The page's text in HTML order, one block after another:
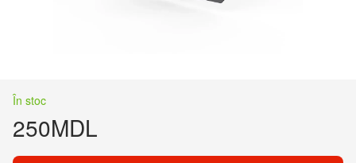
În stoc
250MDL